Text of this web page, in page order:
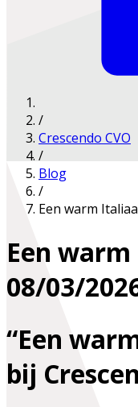
/
Crescendo CVO
/
Blog
/
Een warm
Een
08/03/
“Een
bij